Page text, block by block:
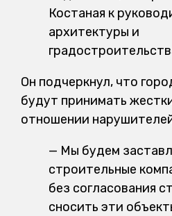
Костаная к
архитектуры и
Он подчеркнул, что
будут принимать
отношении
— Мы будем
строительные
без согласования
сносить эти